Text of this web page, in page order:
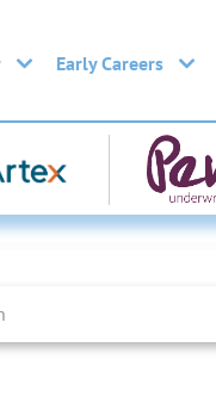
Early Careers